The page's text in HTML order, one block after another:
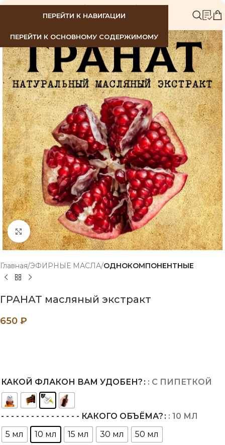
ПЕРЕЙТИ К НАВИГАЦИИ
ПЕРЕЙТИ К ОСНОВНОМУ СОДЕРЖИМОМУ
Нажмите, чтобы увеличить
Главная ЭФИРНЫЕ МАСЛА ОДНОКОМПОНЕНТНЫЕ
ГРАНАТ масляный экстракт
650 ₽
КАКОЙ ФЛАКОН ВАМ УДОБЕН? : С ПИПЕТКОЙ
- - - - - - - - - - - - - - - - КАКОГО ОБЪЁМА?
: 10 МЛ
5 мл
10 мл 15 мл 30 мл 50 мл